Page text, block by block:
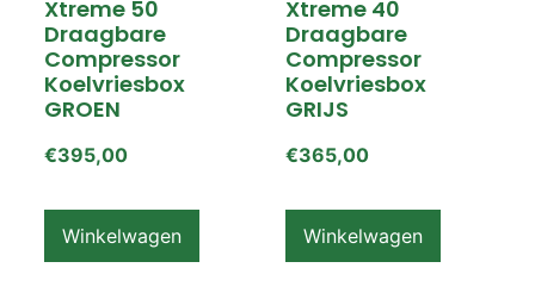
Xtreme 50
Draagbare
Compressor
Koelvriesbox
GROEN
€395,00
Winkelwagen
Xtreme 40
Draagbare
Compressor
Koelvriesbox
GRIJS
€365,00
Winkelwagen